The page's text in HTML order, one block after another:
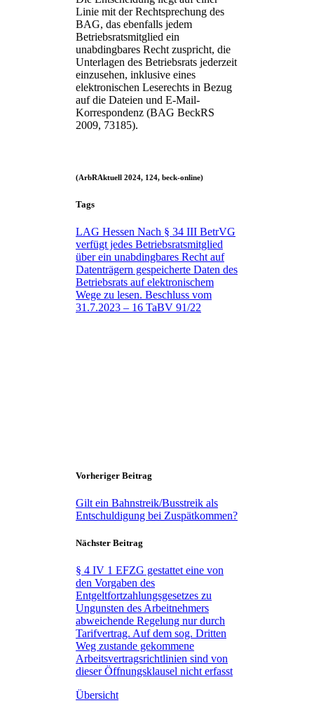
Linie mit der Rechtsprechung des
BAG, das ebenfalls jedem
Betriebsratsmitglied ein
unabdingbares Recht zuspricht, die
Unterlagen des Betriebsrats jederzeit
einzusehen, inklusive eines
elektronischen Leserechts in Bezug
auf die Dateien und E-Mail-
Korrespondenz (BAG BeckRS
2009, 73185).
(ArbRAktuell 2024, 124, beck-online)
Tags
LAG Hessen Nach § 34 III BetrVG
verfügt jedes Betriebsratsmitglied
über ein unabdingbares Recht auf
Datenträgern gespeicherte Daten des
Betriebsrats auf elektronischem
Wege zu lesen. Beschluss vom
31.7.2023 – 16 TaBV 91/22
Vorheriger Beitrag
Gilt ein Bahnstreik/Busstreik als
Entschuldigung bei Zuspätkommen?
Nächster Beitrag
§ 4 IV 1 EFZG gestattet eine von
den Vorgaben des
Entgeltfortzahlungsgesetzes zu
Ungunsten des Arbeitnehmers
abweichende Regelung nur durch
Tarifvertrag. Auf dem sog. Dritten
Weg zustande gekommene
Arbeitsvertragsrichtlinien sind von
dieser Öffnungsklausel nicht erfasst
Übersicht